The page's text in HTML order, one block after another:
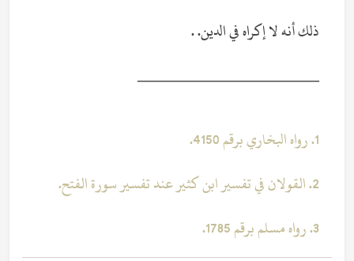
ذلك أنه لا إكراه في الدين. .
_______________________
1. رواه البخاري برقم 4150.
2. القولان في تفسير ابن كثير عند تفسير سورة الفتح.
3. رواه مسلم برقم 1785.